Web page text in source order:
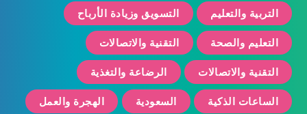
التربية والتعليم التسويق وزيادة الأرباح
التعليم والصحة التقنية والاتصالات
التقنية والاتصالات الرضاعة والتغذية
الساعات الذكية السعودية الهجرة والعمل